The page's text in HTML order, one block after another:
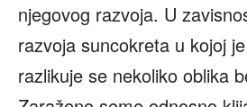
njegovog razvoja. U
razvoja suncokreta u kojoj
razlikuje se nekoliko oblika